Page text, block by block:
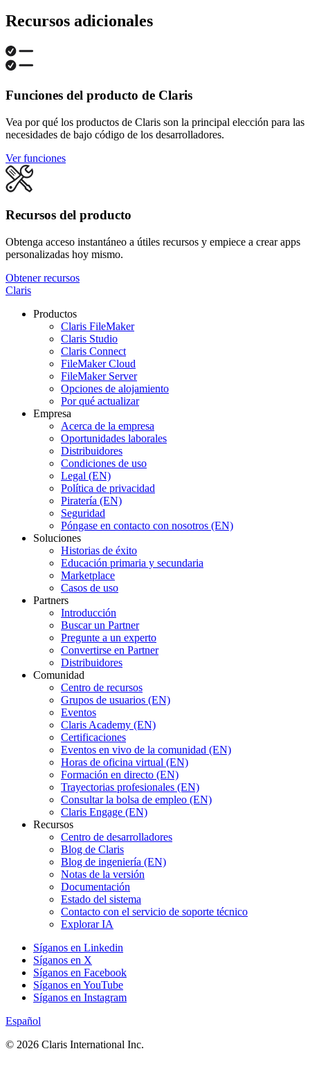
Recursos adicionales
Funciones del producto de Claris
Vea por qué los productos de Claris son la principal elección para las
necesidades de bajo código de los desarrolladores.
Ver funciones
Recursos del producto
Obtenga acceso instantáneo a útiles recursos y empiece a crear apps
personalizadas hoy mismo.
Obtener recursos
Claris
Productos
Claris FileMaker
Claris Studio
Claris Connect
FileMaker Cloud
FileMaker Server
Opciones de alojamiento
Por qué actualizar
Empresa
Acerca de la empresa
Oportunidades laborales
Distribuidores
Condiciones de uso
Legal (EN)
Política de privacidad
Piratería (EN)
Seguridad
Póngase en contacto con nosotros (EN)
Soluciones
Historias de éxito
Educación primaria y secundaria
Marketplace
Casos de uso
Partners
Introducción
Buscar un Partner
Pregunte a un experto
Convertirse en Partner
Distribuidores
Comunidad
Centro de recursos
Grupos de usuarios (EN)
Eventos
Claris Academy (EN)
Certificaciones
Eventos en vivo de la comunidad (EN)
Horas de oficina virtual (EN)
Formación en directo (EN)
Trayectorias profesionales (EN)
Consultar la bolsa de empleo (EN)
Claris Engage (EN)
Recursos
Centro de desarrolladores
Blog de Claris
Blog de ingeniería (EN)
Notas de la versión
Documentación
Estado del sistema
Contacto con el servicio de soporte técnico
Explorar IA
Síganos en Linkedin
Síganos en X
Síganos en Facebook
Síganos en YouTube
Síganos en Instagram
Español
© 2026 Claris International Inc.